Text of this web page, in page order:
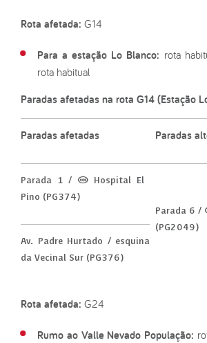
Rota afetada: G14
Para a estação Lo Blanco: rota
rota habitual
Paradas afetadas na rota G14 (Estação
Paradas afetadas Paradas
Parada 1 / (M) Hospital El
Pino (PG374)
Parada 6 /
(PG2049)
Av. Padre Hurtado / esquina
da Vecinal Sur (PG376)
Rota afetada: G24
Rumo ao Valle Nevado População: